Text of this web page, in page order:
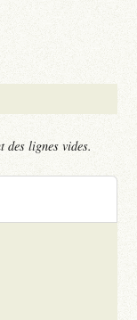
des lignes vides.